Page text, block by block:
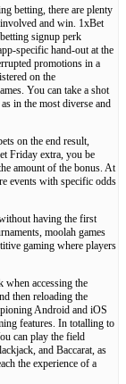
betting, there are plenty
and win. 1xBet
signup perk
specific hand-out at the
promotions in a
on the
You can take a shot
in the most diverse and
on the end result,
Friday extra, you be
amount of the bonus. At
events with specific odds
having the first
moolah games
gaming where players
when accessing the
then reloading the
Android and iOS
features. In totalling to
can play the field
and Baccarat, as
the experience of a